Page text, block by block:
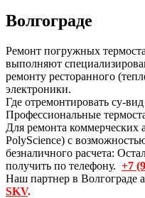
Волгограде
Ремонт погружных
выполняют
ремонту ресторанного
электроники.
Где отремонтировать су-
Профессиональные
Для ремонта коммерческих
PolyScience) с
безналичного расчета:
получить по телефону. +7
Наш партнер в Волгограде
SKV.